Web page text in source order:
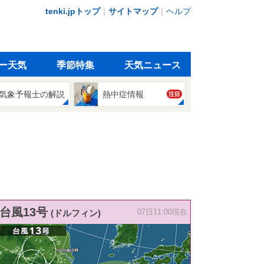
tenki.jpトップ｜ サイトマップ｜ ヘルプ
天気 季節特集 天気ニュース
象予報士の解説 熱中症情報 注目
台風13号 (ドルフィン) 07日11:00現在